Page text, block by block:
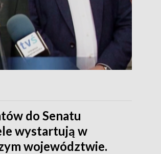
do Senatu
wystartują w
województwie.